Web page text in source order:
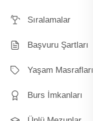
Sıralamalar
Başvuru Şartları
Yaşam Masrafları
Burs İmkanları